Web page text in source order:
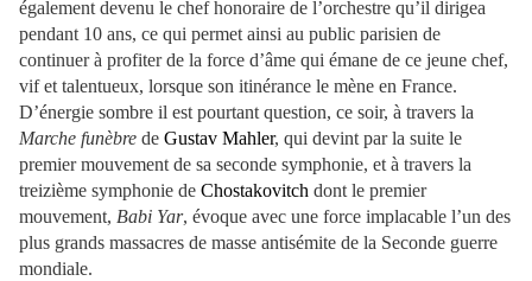
également devenu le chef honoraire de l’orchestre qu’il dirigea
pendant 10 ans, ce qui permet ainsi au public parisien de
continuer à profiter de la force d’âme qui émane de ce jeune chef,
vif et talentueux, lorsque son itinérance le mène en France.
D’énergie sombre il est pourtant question, ce soir, à travers la
Marche funèbre de Gustav Mahler, qui devint par la suite le
premier mouvement de sa seconde symphonie, et à travers la
treizième symphonie de Chostakovitch dont le premier
mouvement, Babi Yar, évoque avec une force implacable l’un des
plus grands massacres de masse antisémite de la Seconde guerre
mondiale.